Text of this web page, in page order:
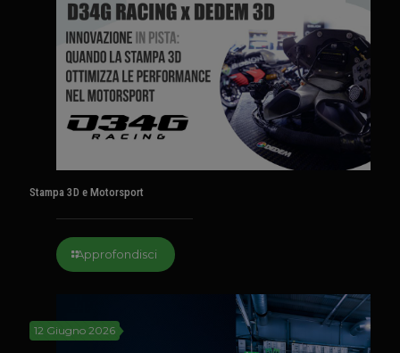
Stampa 3D e Motorsport
Approfondisci
12 Giugno 2026